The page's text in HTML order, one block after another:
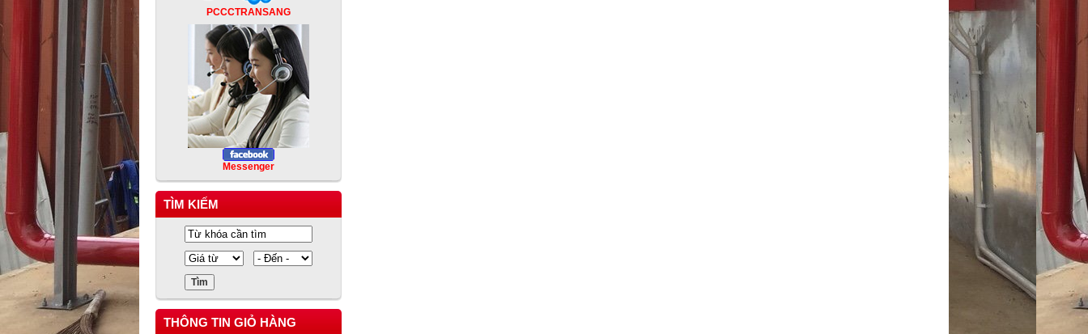
PCCCTRANSANG
Messenger
TÌM KIẾM
THÔNG TIN GIỎ HÀNG